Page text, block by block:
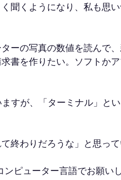
聞くようになり、私も思
ーの写真の数値を読んで
書を作りたい。ソフトか
すが、「ターミナル」と
終わりだろうな」と思って
ピューター言語でお願い